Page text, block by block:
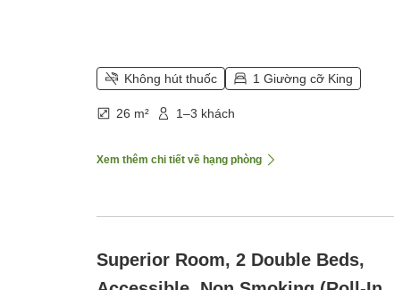
Không hút thuốc 1 Giường cỡ King
26 m² 1–3 khách
Xem thêm chi tiết về hạng phòng
Superior Room, 2 Double Beds,